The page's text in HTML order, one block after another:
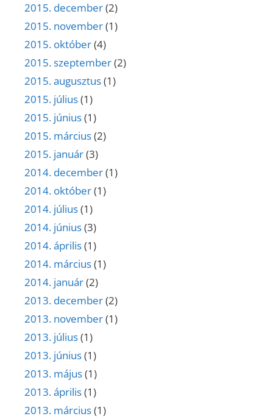
2015. december(2)
2015. november(1)
2015. október(4)
2015. szeptember(2)
2015. augusztus(1)
2015. július(1)
2015. június(1)
2015. március(2)
2015. január(3)
2014. december(1)
2014. október(1)
2014. július(1)
2014. június(3)
2014. április(1)
2014. március(1)
2014. január(2)
2013. december(2)
2013. november(1)
2013. július(1)
2013. június(1)
2013. május(1)
2013. április(1)
2013. március(1)